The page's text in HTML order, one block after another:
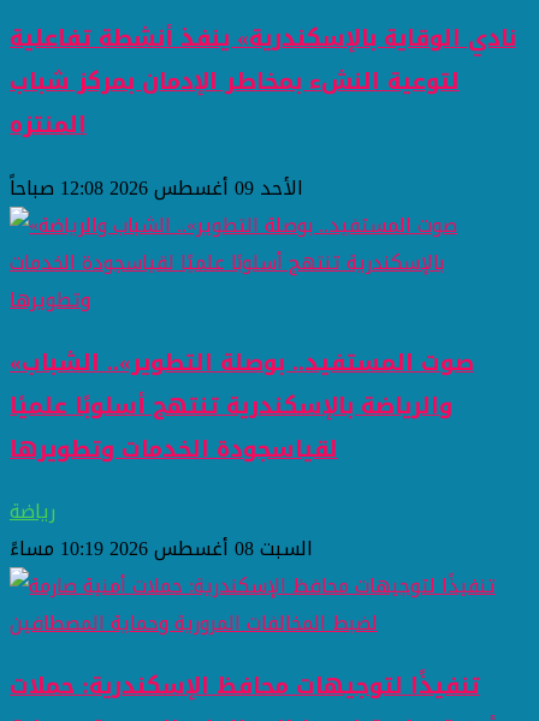
نادي الوقاية بالإسكندرية» ينفذ أنشطة تفاعلية
لتوعية النشء بمخاطر الإدمان بمركز شباب
المنتزه
الأحد 09 أغسطس 2026 12:08 صباحاً
«صوت المستفيد.. بوصلة التطوير».. الشباب
والرياضة بالإسكندرية تنتهج أسلوبًا علميًا
لقياسجودة الخدمات وتطويرها
رياضة
السبت 08 أغسطس 2026 10:19 مساءً
تنفيذًا لتوجيهات محافظ الإسكندرية: حملات